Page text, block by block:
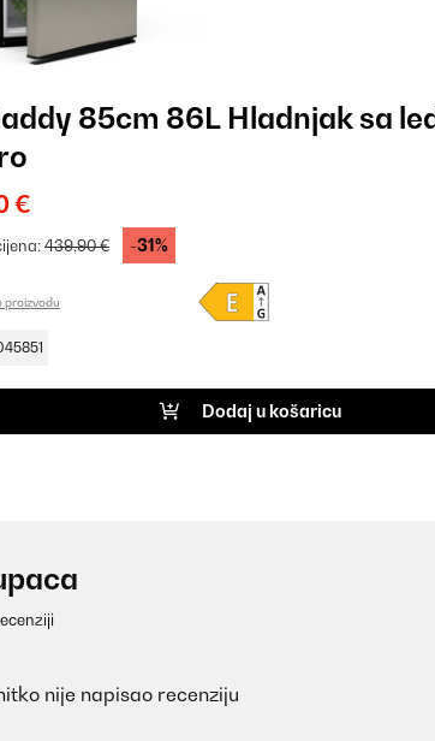
85cm 86L Hladnjak sa
€
439,90 € -31%
proizvodu
Dodaj u košaricu
nije napisao recenziju